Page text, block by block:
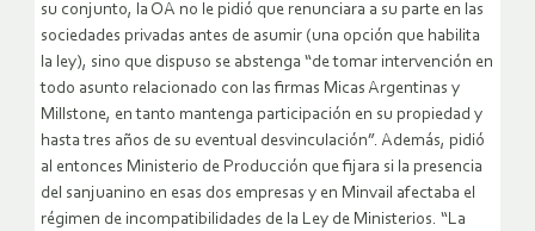
su conjunto, la OA no le pidió que renunciara a su parte en las
sociedades privadas antes de asumir (una opción que habilita
la ley), sino que dispuso se abstenga “de tomar intervención en
todo asunto relacionado con las firmas Micas Argentinas y
Millstone, en tanto mantenga participación en su propiedad y
hasta tres años de su eventual desvinculación”. Además, pidió
al entonces Ministerio de Producción que fijara si la presencia
del sanjuanino en esas dos empresas y en Minvail afectaba el
régimen de incompatibilidades de la Ley de Ministerios. “La